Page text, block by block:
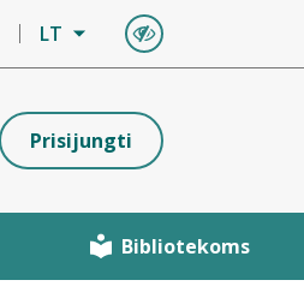
LT
Prisijungti
Bibliotekoms